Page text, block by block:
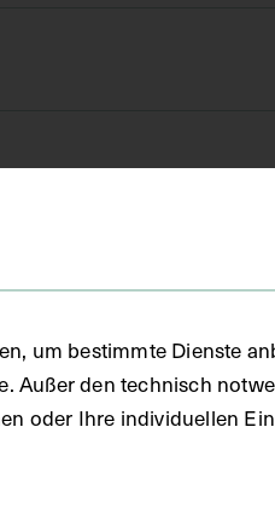
um bestimmte Dienste
Außer den technisch
oder Ihre individuellen